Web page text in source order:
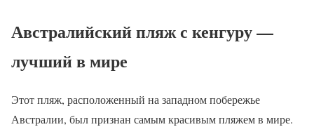
Австралийский пляж с кенгуру —
лучший в мире
Этот пляж, расположенный на западном побережье
Австралии, был признан самым красивым пляжем в мире.